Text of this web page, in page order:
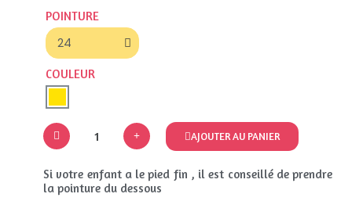
POINTURE
COULEUR
AJOUTER AU PANIER
Si votre enfant a le pied fin , il est conseillé de prendre
la pointure du dessous